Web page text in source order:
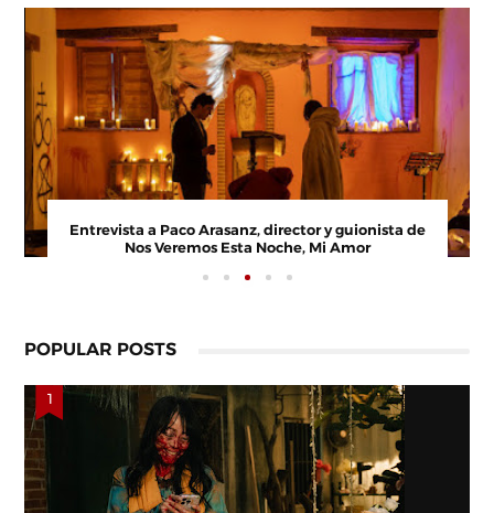
Entrevista a Paco Arasanz, director y guionista de
Nos Veremos Esta Noche, Mi Amor
POPULAR POSTS